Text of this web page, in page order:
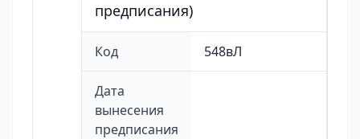
предписания)
Код 548вЛ
Дата
вынесения
предписания